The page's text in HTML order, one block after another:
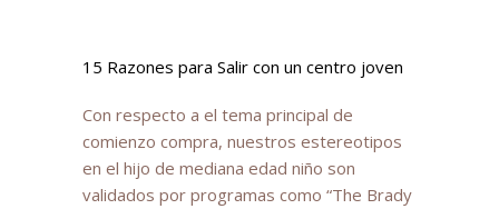
15 Razones para Salir con un centro joven
Con respecto a el tema principal de
comienzo compra, nuestros estereotipos
en el hijo de mediana edad niño son
validados por programas como “The Brady